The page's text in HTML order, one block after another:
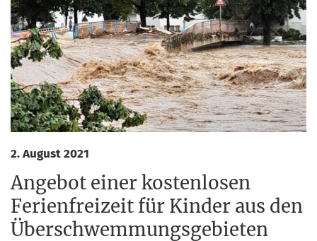
2. August 2021
Angebot einer kostenlosen
Ferienfreizeit für Kinder aus den
Überschwemmungsgebieten